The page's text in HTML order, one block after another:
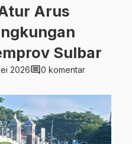
Arus
Sulbar
2026comment0 komentar